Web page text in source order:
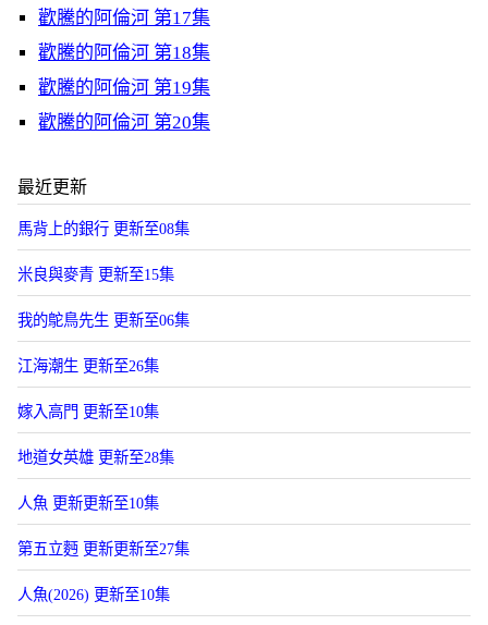
歡騰的阿倫河 第17集
歡騰的阿倫河 第18集
歡騰的阿倫河 第19集
歡騰的阿倫河 第20集
最近更新
馬背上的銀行 更新至08集
米良與麥青 更新至15集
我的鴕鳥先生 更新至06集
江海潮生 更新至26集
嫁入高門 更新至10集
地道女英雄 更新至28集
人魚 更新更新至10集
第五立麪 更新更新至27集
人魚(2026) 更新至10集